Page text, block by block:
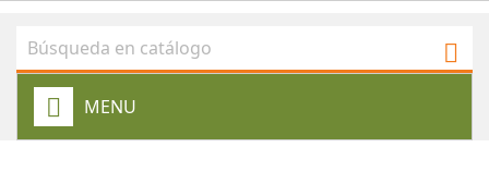

MENU